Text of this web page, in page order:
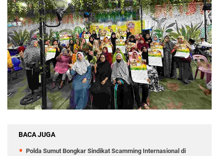
BACA JUGA
Polda Sumut Bongkar Sindikat Scamming Internasional di